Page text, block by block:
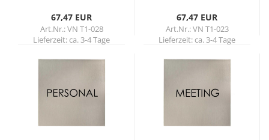
67,47 EUR
Art.Nr.: VN T1-028
Lieferzeit:ca. 3-4 Tage
67,47 EUR
Art.Nr.: VN T1-023
Lieferzeit:ca. 3-4 Tage